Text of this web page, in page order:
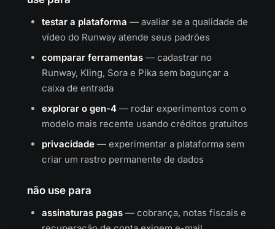
testar a plataforma — avaliar se a qualidade de
vídeo do Runway atende seus padrões
comparar ferramentas — cadastrar no
Runway, Kling, Sora e Pika sem bagunçar a
caixa de entrada
explorar o gen-4 — rodar experimentos com o
modelo mais recente usando créditos gratuitos
privacidade — experimentar a plataforma sem
criar um rastro permanente de dados
não use para
assinaturas pagas — cobrança, notas fiscais e